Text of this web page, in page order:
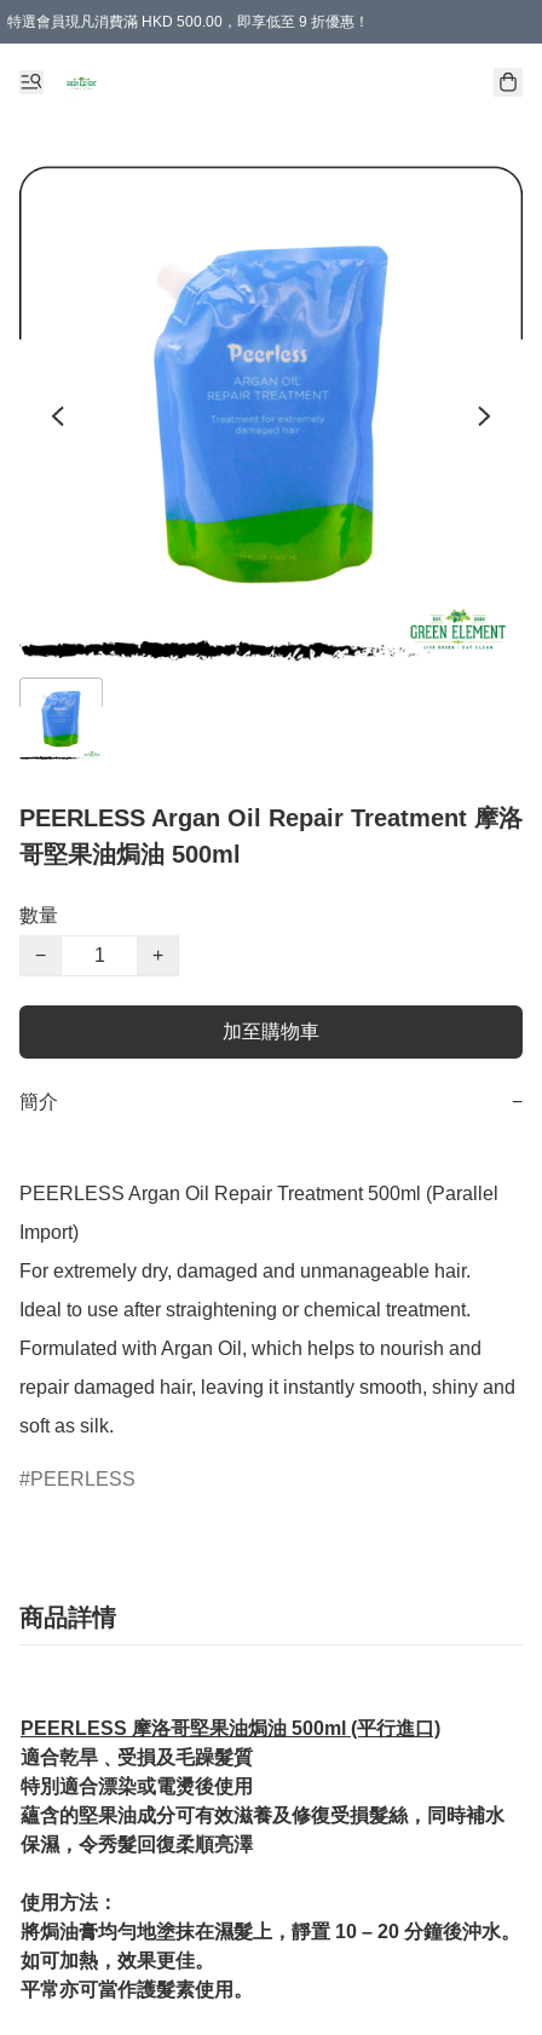
特選會員現凡消費滿 HKD 500.00，即享低至 9 折優惠！
PEERLESS Argan Oil Repair Treatment 摩洛
哥堅果油焗油 500ml
數量
−
+
加至購物車
簡介 −
PEERLESS Argan Oil Repair Treatment 500ml (Parallel
Import)
For extremely dry, damaged and unmanageable hair.
Ideal to use after straightening or chemical treatment.
Formulated with Argan Oil, which helps to nourish and
repair damaged hair, leaving it instantly smooth, shiny and
soft as silk.
PEERLESS
商品詳情
PEERLESS 摩洛哥堅果油焗油 500ml (平行進口)
適合乾旱﹑受損及毛躁髮質
特別適合漂染或電燙後使用
蘊含的堅果油成分可有效滋養及修復受損髮絲，同時補水
保濕，令秀髮回復柔順亮澤
使用方法：
將焗油膏均勻地塗抹在濕髮上，靜置 10 – 20 分鐘後沖水。
如可加熱，效果更佳。
平常亦可當作護髮素使用。